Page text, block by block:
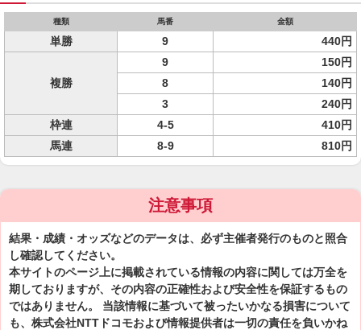
種類 馬番 金額
単勝 9 440円
複勝
9
150円
8
140円
3
240円
枠連
4-5
410円
馬連
8-9 810円
注意事項
結果・成績・オッズなどのデータは、必ず主催者発行のものと照合
し確認してください。
本サイトのページ上に掲載されている情報の内容に関しては万全を
期しておりますが、その内容の正確性および安全性を保証するもの
ではありません。 当該情報に基づいて被ったいかなる損害について
も、株式会社NTTドコモおよび情報提供者は一切の責任を負いかね